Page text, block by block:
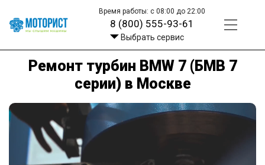
Время работы: с 08:00 до 22:00
8 (800) 555-93-61
Выбрать сервис
Ремонт турбин BMW 7 (БМВ 7
серии) в Москве